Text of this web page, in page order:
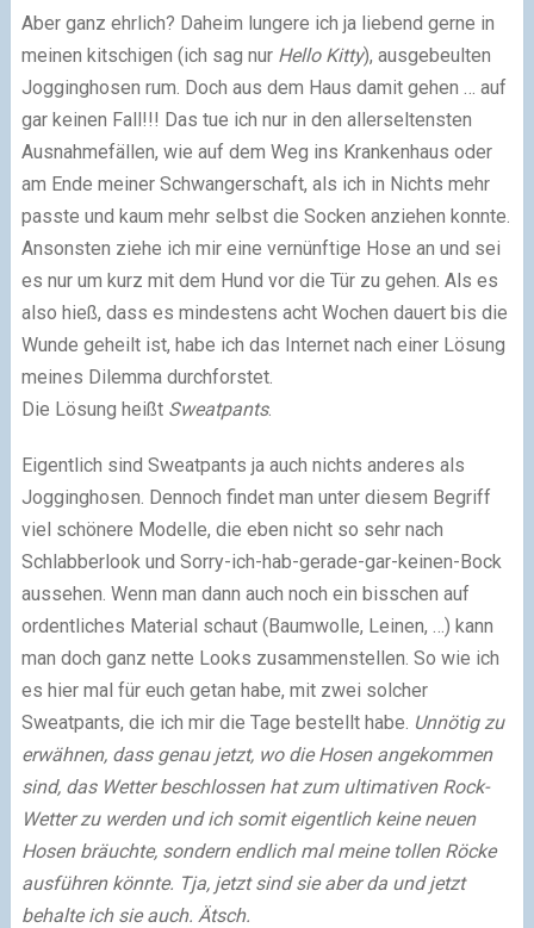
Aber ganz ehrlich? Daheim lungere ich ja liebend gerne in
meinen kitschigen (ich sag nur Hello Kitty), ausgebeulten
Jogginghosen rum. Doch aus dem Haus damit gehen … auf
gar keinen Fall!!! Das tue ich nur in den allerseltensten
Ausnahmefällen, wie auf dem Weg ins Krankenhaus oder
am Ende meiner Schwangerschaft, als ich in Nichts mehr
passte und kaum mehr selbst die Socken anziehen konnte.
Ansonsten ziehe ich mir eine vernünftige Hose an und sei
es nur um kurz mit dem Hund vor die Tür zu gehen. Als es
also hieß, dass es mindestens acht Wochen dauert bis die
Wunde geheilt ist, habe ich das Internet nach einer Lösung
meines Dilemma durchforstet.
Die Lösung heißt Sweatpants.
Eigentlich sind Sweatpants ja auch nichts anderes als
Jogginghosen. Dennoch findet man unter diesem Begriff
viel schönere Modelle, die eben nicht so sehr nach
Schlabberlook und Sorry-ich-hab-gerade-gar-keinen-Bock
aussehen. Wenn man dann auch noch ein bisschen auf
ordentliches Material schaut (Baumwolle, Leinen, …) kann
man doch ganz nette Looks zusammenstellen. So wie ich
es hier mal für euch getan habe, mit zwei solcher
Sweatpants, die ich mir die Tage bestellt habe. Unnötig zu
erwähnen, dass genau jetzt, wo die Hosen angekommen
sind, das Wetter beschlossen hat zum ultimativen Rock-
Wetter zu werden und ich somit eigentlich keine neuen
Hosen bräuchte, sondern endlich mal meine tollen Röcke
ausführen könnte. Tja, jetzt sind sie aber da und jetzt
behalte ich sie auch. Ätsch.